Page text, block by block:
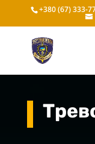
+380 (67) 333-